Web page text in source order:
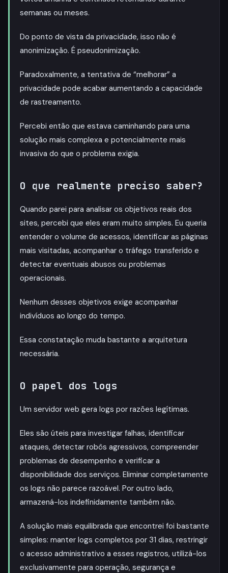
semanas ou meses.
Do ponto de vista da privacidade, isso não é
anonimização. É pseudonimização.
Paradoxalmente, a tentativa de “melhorar” a
privacidade pode acabar aumentando a capacidade
de rastreamento.
Percebi então que estava caminhando para uma
solução mais complexa e potencialmente mais
invasiva do que o problema exigia.
O que realmente preciso saber?
Quando parei para analisar os objetivos reais dos
sites, percebi que eles eram muito simples. Eu queria
entender o volume de acessos, identificar as páginas
mais visitadas, acompanhar o tráfego transferido e
detectar eventuais abusos ou problemas
operacionais.
Nenhum desses objetivos exige acompanhar
indivíduos ao longo do tempo.
Essa constatação muda bastante a arquitetura
necessária.
O papel dos logs
Um servidor web gera logs por razões legítimas.
Eles são úteis para investigar falhas, identificar
ataques, detectar robôs agressivos, compreender
problemas de desempenho e verificar a
disponibilidade dos serviços. Eliminar completamente
os logs não parece razoável. Por outro lado,
armazená-los indefinidamente também não.
A solução mais equilibrada que encontrei foi bastante
simples: manter logs completos por 31 dias, restringir
o acesso administrativo a esses registros, utilizá-los
exclusivamente para operação, segurança e